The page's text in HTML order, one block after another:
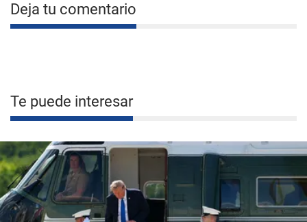
Deja tu comentario
Te puede interesar